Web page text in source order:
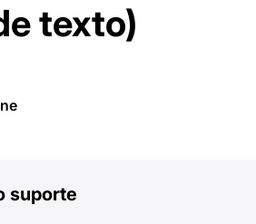
texto)
suporte